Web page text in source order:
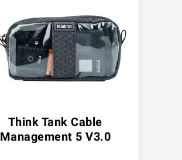
Think Tank Cable
Management 5 V3.0